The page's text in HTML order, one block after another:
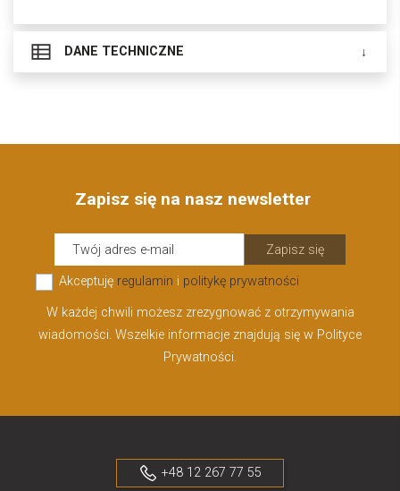
DANE TECHNICZNE
Zapisz się na nasz newsletter
Zapisz się
Akceptuję regulamin i politykę prywatności
W każdej chwili możesz zrezygnować z otrzymywania
wiadomości. Wszelkie informacje znajdują się w Polityce
Prywatności.
+48 12 267 77 55